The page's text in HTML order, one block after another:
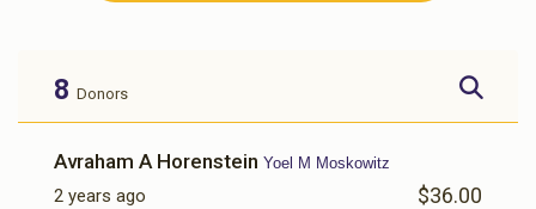
Sold
8 Donors
Avraham A Horenstein Yoel M Moskowitz
2 years ago $36.00